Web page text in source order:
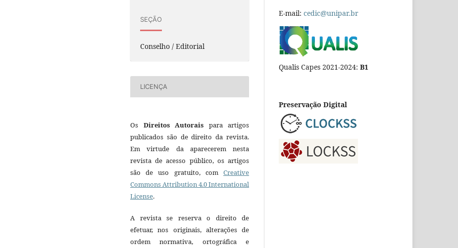
SEÇÃO
Conselho / Editorial
LICENÇA
Os Direitos Autorais para artigos
publicados são de direito da revista.
Em virtude da aparecerem nesta
revista de acesso público, os artigos
são de uso gratuito, com Creative
Commons Attribution 4.0 International
License.
A revista se reserva o direito de
efetuar, nos originais, alterações de
ordem normativa, ortográfica e
E-mail: cedic@unipar.br
Qualis Capes 2021-2024: B1
Preservação Digital